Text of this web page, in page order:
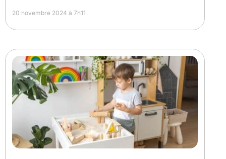
20 novembre 2024 à 7h11